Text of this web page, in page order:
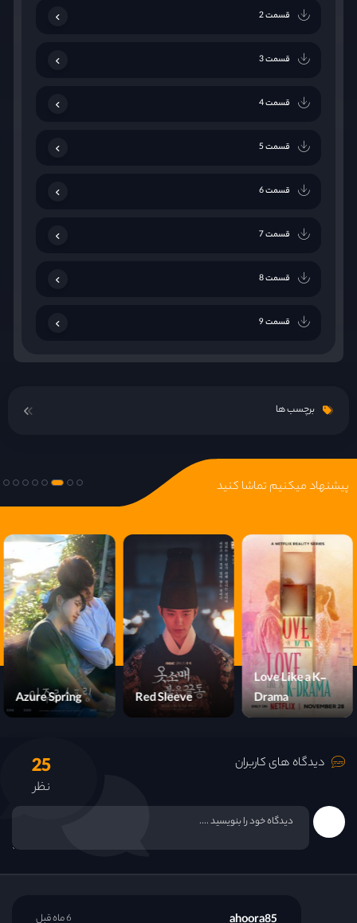
قسمت 2
قسمت 3
قسمت 4
قسمت 5
قسمت 6
قسمت 7
قسمت 8
قسمت 9
قسمت 10
قسمت 11
قسمت 14
قسمت 15
قسمت 16
برچسب ها
پیشنهاد میکنیم تماشا کنید
Love Like a K-
Drama
Red Sleeve
Azure Spring
دیدگاه های کاربران 25
نظر
6 ماه قبل